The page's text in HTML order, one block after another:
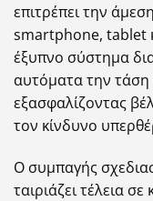
επιτρέπει την
smartphone, tablet
έξυπνο σύστημα
αυτόματα την
εξασφαλίζοντας
τον κίνδυνο
Ο συμπαγής
ταιριάζει τέλεια